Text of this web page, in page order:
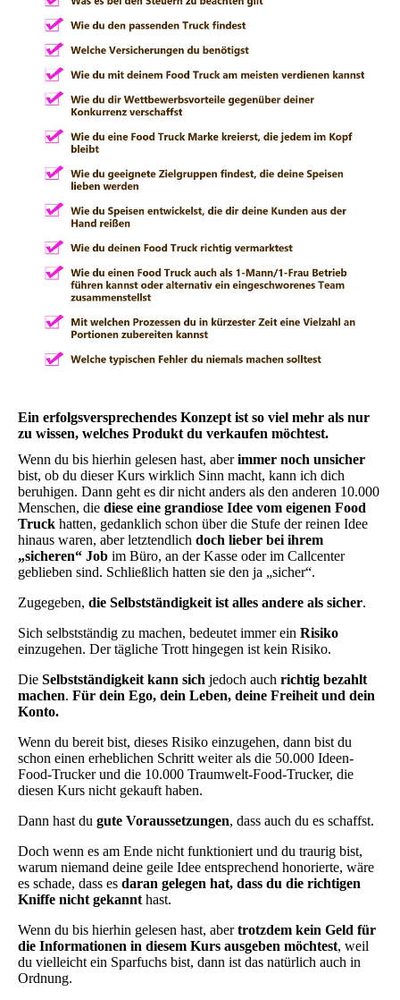
Ein erfolgsversprechendes Konzept ist so viel mehr als nur
zu wissen, welches Produkt du verkaufen möchtest.
Wenn du bis hierhin gelesen hast, aberimmer noch unsicher
bist, ob du dieser Kurs wirklich Sinn macht, kann ich dich
beruhigen. Dann geht es dir nicht anders als den anderen 10.000
Menschen, die diese eine grandiose Idee vom eigenen Food
Truck hatten, gedanklich schon über die Stufe der reinen Idee
hinaus waren, aber letztendlich doch lieber bei ihrem
„sicheren“ Job im Büro, an der Kasse oder im Callcenter
geblieben sind. Schließlich hatten sie den ja „sicher“.
Zugegeben, die Selbstständigkeit ist alles andere als sicher.
Sich selbstständig zu machen, bedeutet immer ein Risiko
einzugehen. Der tägliche Trott hingegen ist kein Risiko.
Die Selbstständigkeit kann sich jedoch auch richtig bezahlt
machen. Für dein Ego, dein Leben, deine Freiheit und dein
Konto.
Wenn du bereit bist, dieses Risiko einzugehen, dann bist du
schon einen erheblichen Schritt weiter als die 50.000 Ideen-
Food-Trucker und die 10.000 Traumwelt-Food-Trucker, die
diesen Kurs nicht gekauft haben.
Dann hast du gute Voraussetzungen, dass auch du es schaffst.
Doch wenn es am Ende nicht funktioniert und du traurig bist,
warum niemand deine geile Idee entsprechend honorierte, wäre
es schade, dass es daran gelegen hat, dass du die richtigen
Kniffe nicht gekannt hast.
Wenn du bis hierhin gelesen hast, abertrotzdem kein Geld für
die Informationen in diesem Kurs ausgeben möchtest, weil
du vielleicht ein Sparfuchs bist, dann ist das natürlich auch in
Ordnung.